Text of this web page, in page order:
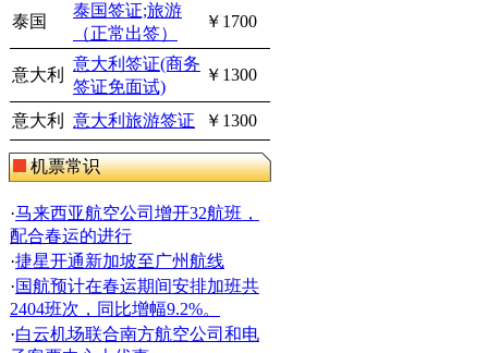
泰国
泰国签证;旅游
（正常出签）
￥1700
意大利
意大利签证(商务
签证免面试)
￥1300
意大利 意大利旅游签证 ￥1300
机票常识
·马来西亚航空公司增开32航班，
配合春运的进行
·捷星开通新加坡至广州航线
·国航预计在春运期间安排加班共
2404班次，同比增幅9.2%。
·白云机场联合南方航空公司和电